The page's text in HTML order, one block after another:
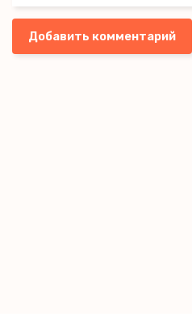
Добавить комментарий